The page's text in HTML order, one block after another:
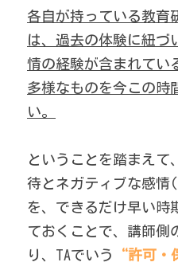
各自が持っている教育
は、過去の体験に紐づ
情の経験が含まれてい
多様なものを今この時
い。
ということを踏まえて
待とネガティブな感
を、できるだけ早い時
ておくことで、講師側
り、TAでいう
“許可・